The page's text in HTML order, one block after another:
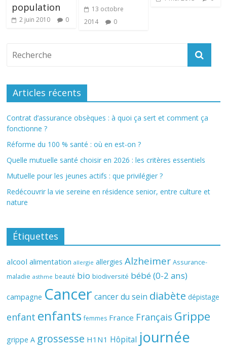
population
2 juin 2010 0
13 octobre
2014
0
Articles récents
Contrat d’assurance obsèques : à quoi ça sert et comment ça
fonctionne ?
Réforme du 100 % santé : où en est-on ?
Quelle mutuelle santé choisir en 2026 : les critères essentiels
Mutuelle pour les jeunes actifs : que privilégier ?
Redécouvrir la vie sereine en résidence senior, entre culture et
nature
Étiquettes
alcool alimentation allergie allergies Alzheimer Assurance-
maladie asthme beauté bio biodiversité bébé (0-2 ans)
campagne Cancer cancer du sein diabète dépistage
enfant enfants femmes France Français Grippe
grippe A grossesse H1N1 Hôpital journée